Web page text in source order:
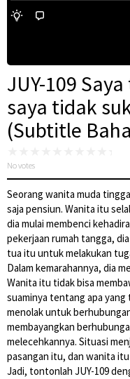
JUY-109
saya tidak
(Subtitle
No votes
Seorang wanita muda
saja pensiun. Wanita itu
dia mulai membenci
pekerjaan rumah tangga,
tua itu untuk melakukan
Dalam kemarahannya, dia
Wanita itu tidak bisa
suaminya tentang apa yang
menolak untuk
membayangkan
melecehkannya. Situasi
pasangan itu, dan wanita
Jadi, tontonlah JUY-109